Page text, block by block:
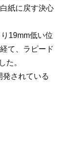
紙に戻す決心
19mm低い位
て、ラピード
た。
発されている